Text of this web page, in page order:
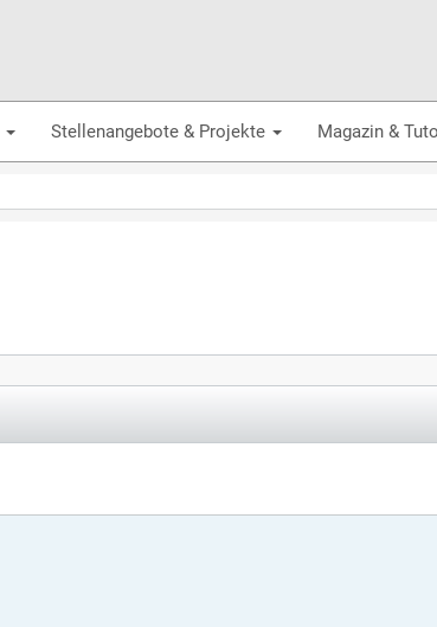
Stellenangebote & Projekte Magazin &